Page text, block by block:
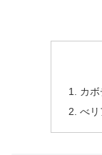
カ
べリ